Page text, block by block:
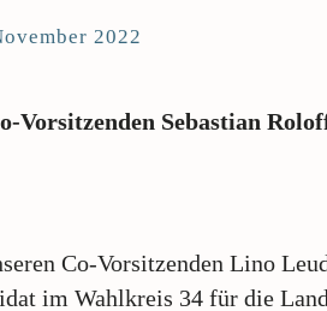
2022
Vorsitzenden Sebastian
Co-Vorsitzenden Lino
im Wahlkreis 34 für die